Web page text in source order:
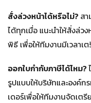
สั่งล่วงหน้าได้หรือไม่? ส
ได้ทุกเมื่อ แนะนำให้สั่งล่ว
พิธี เพื่อให้ทีมงานมีเวลา
ออกใบกำกับภาษีได้ไหม?
รูปแบบให้บริษัทและองค์ก
เดอร์เพื่อให้ทีมงานจัดเต